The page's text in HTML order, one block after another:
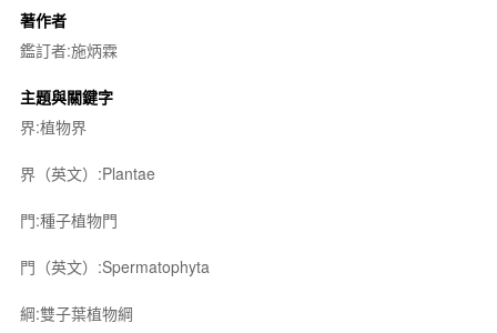
著作者
鑑訂者:施炳霖
主題與關鍵字
界:植物界
界（英文）:Plantae
門:種子植物門
門（英文）:Spermatophyta
綱:雙子葉植物綱